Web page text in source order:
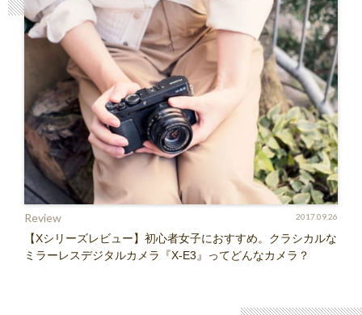
Review 2017.09.26
【Xシリーズレビュー】初心者女子におすすめ。クラシカルな
ミラーレスデジタルカメラ『X-E3』ってどんなカメラ？